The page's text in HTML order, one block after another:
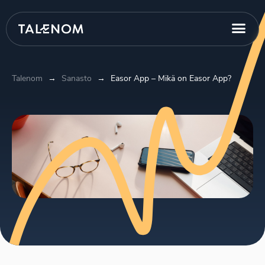
Talenom → Sanasto → Easor App – Mikä on Easor App?